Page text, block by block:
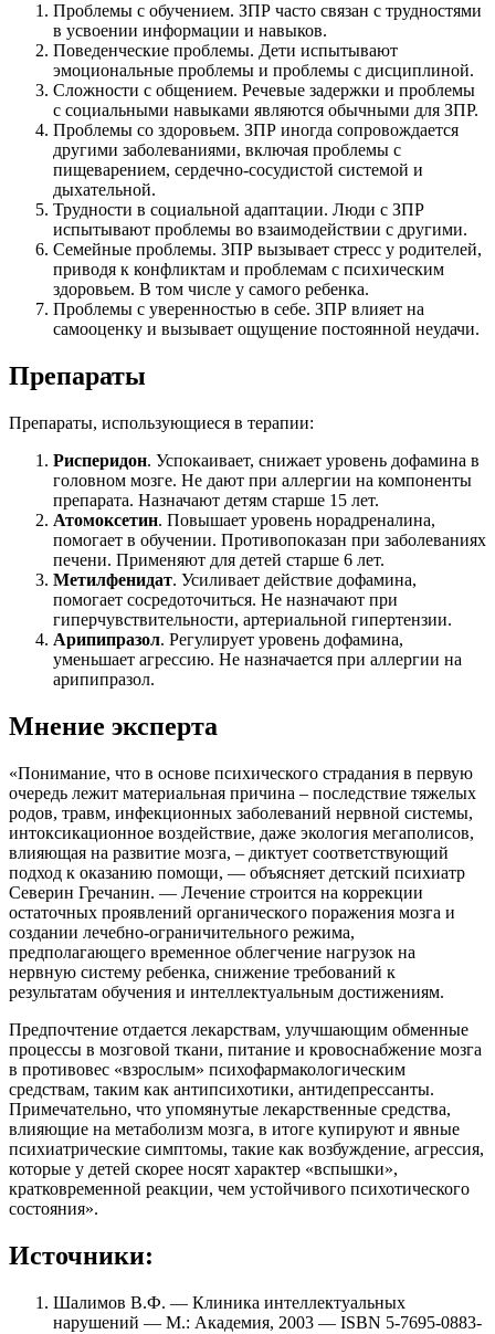
Проблемы с обучением. ЗПР часто связан с трудностями
в усвоении информации и навыков.
Поведенческие проблемы. Дети испытывают
эмоциональные проблемы и проблемы с дисциплиной.
Сложности с общением. Речевые задержки и проблемы
с социальными навыками являются обычными для ЗПР.
Проблемы со здоровьем. ЗПР иногда сопровождается
другими заболеваниями, включая проблемы с
пищеварением, сердечно-сосудистой системой и
дыхательной.
Трудности в социальной адаптации. Люди с ЗПР
испытывают проблемы во взаимодействии с другими.
Семейные проблемы. ЗПР вызывает стресс у родителей,
приводя к конфликтам и проблемам с психическим
здоровьем. В том числе у самого ребенка.
Проблемы с уверенностью в себе. ЗПР влияет на
самооценку и вызывает ощущение постоянной неудачи.
Препараты
Препараты, использующиеся в терапии:
Рисперидон. Успокаивает, снижает уровень дофамина в
головном мозге. Не дают при аллергии на компоненты
препарата. Назначают детям старше 15 лет.
Атомоксетин. Повышает уровень норадреналина,
помогает в обучении. Противопоказан при заболеваниях
печени. Применяют для детей старше 6 лет.
Метилфенидат. Усиливает действие дофамина,
помогает сосредоточиться. Не назначают при
гиперчувствительности, артериальной гипертензии.
Арипипразол. Регулирует уровень дофамина,
уменьшает агрессию. Не назначается при аллергии на
арипипразол.
Мнение эксперта
«Понимание, что в основе психического страдания в первую
очередь лежит материальная причина – последствие тяжелых
родов, травм, инфекционных заболеваний нервной системы,
интоксикационное воздействие, даже экология мегаполисов,
влияющая на развитие мозга, – диктует соответствующий
подход к оказанию помощи, — объясняет детский психиатр
Северин Гречанин. — Лечение строится на коррекции
остаточных проявлений органического поражения мозга и
создании лечебно-ограничительного режима,
предполагающего временное облегчение нагрузок на
нервную систему ребенка, снижение требований к
результатам обучения и интеллектуальным достижениям.
Предпочтение отдается лекарствам, улучшающим обменные
процессы в мозговой ткани, питание и кровоснабжение мозга
в противовес «взрослым» психофармакологическим
средствам, таким как антипсихотики, антидепрессанты.
Примечательно, что упомянутые лекарственные средства,
влияющие на метаболизм мозга, в итоге купируют и явные
психиатрические симптомы, такие как возбуждение, агрессия,
которые у детей скорее носят характер «вспышки»,
кратковременной реакции, чем устойчивого психотического
состояния».
Источники:
Шалимов В.Ф. — Клиника интеллектуальных
нарушений — М.: Академия, 2003 — ISBN 5-7695-0883-